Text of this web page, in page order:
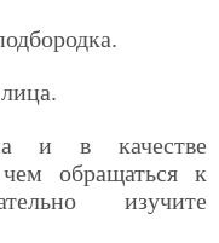
и в качестве
обращаться к
изучите